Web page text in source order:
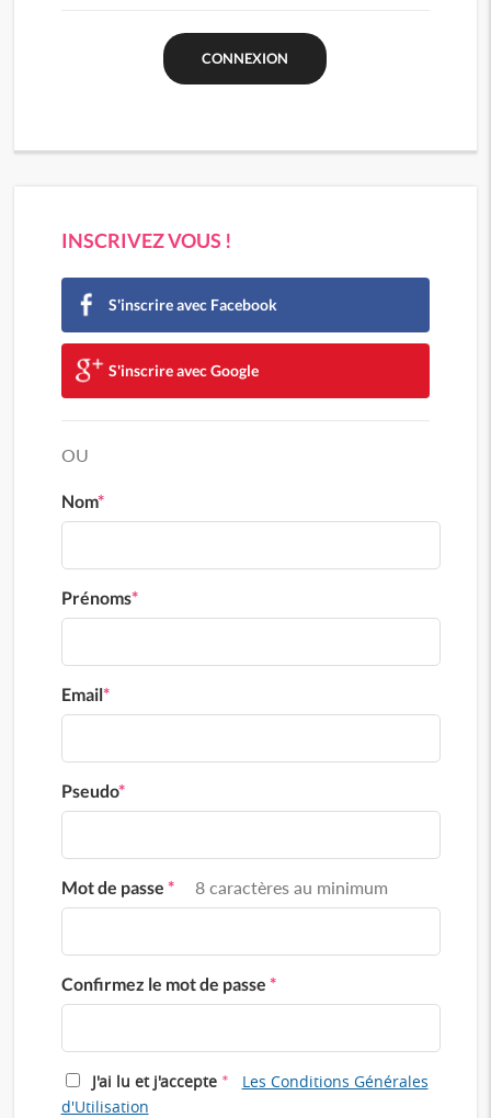
INSCRIVEZ VOUS !
S'inscrire avec Facebook
S'inscrire avec Google
OU
Nom*
Prénoms*
Email*
Pseudo*
Mot de passe * 8 caractères au minimum
Confirmez le mot de passe *
J'ai lu et j'accepte *
Les Conditions Générales
d'Utilisation